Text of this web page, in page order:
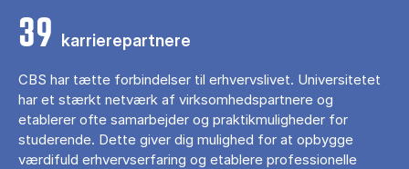
39 karrierepartnere
CBS har tætte forbindelser til erhvervslivet. Universitetet
har et stærkt netværk af virksomhedspartnere og
etablerer ofte samarbejder og praktikmuligheder for
studerende. Dette giver dig mulighed for at opbygge
værdifuld erhvervserfaring og etablere professionelle